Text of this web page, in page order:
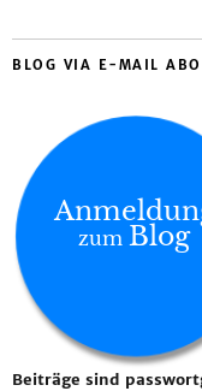
BLOG VIA E-MAIL
zum Blog
Beiträge sind